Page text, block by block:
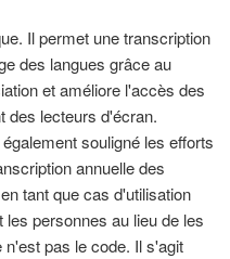
Il permet une transcription
des langues grâce au
et améliore l'accès des
des lecteurs d'écran.
souligné les efforts
annuelle des
tant que cas d'utilisation
personnes au lieu de les
n'est pas le code. Il s'agit